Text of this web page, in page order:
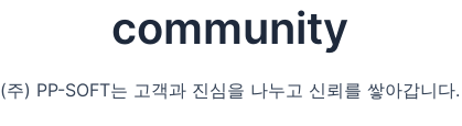
community
(주) PP-SOFT는 고객과 진심을 나누고 신뢰를 쌓아갑니다.